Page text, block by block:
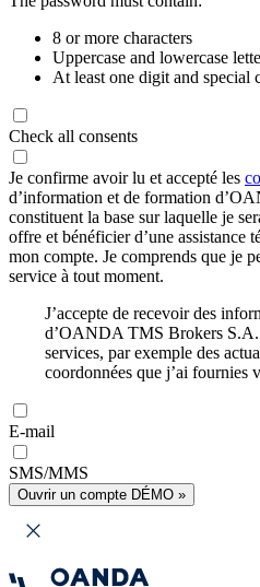
8 or more characters
Uppercase and lowercase
At least one digit and special
Check all consents
Je confirme avoir lu et accepté les
d’information et de formation
constituent la base sur laquelle je
offre et bénéficier d’une assistance
mon compte. Je comprends que je
service à tout moment.
J’accepte de recevoir des
d’OANDA TMS Brokers S.A.
services, par exemple des
coordonnées que j’ai fournies
E-mail
SMS/MMS
Ouvrir un compte DÉMO »